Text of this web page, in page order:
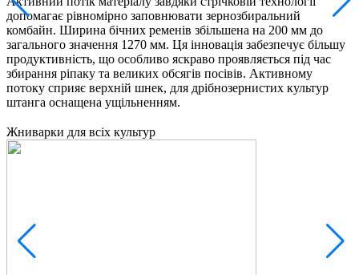
допомагає рівномірно заповнювати зернозбиральний
комбайн. Ширина бічних ременів збільшена на 200 мм до
загального значення 1270 мм. Ця інновація забезпечує більшу
продуктивність, що особливо яскраво проявляється під час
збирання ріпаку та великих обсягів посівів. Активному
потоку сприяє верхній шнек, для дрібнозернистих культур
штанга оснащена ущільненням.
Жниварки для всіх культур